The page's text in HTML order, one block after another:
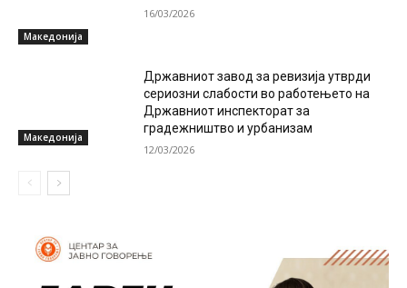
Македонија
16/03/2026
Македонија
Државниот завод за ревизија утврди
сериозни слабости во работењето на
Државниот инспекторат за
градежништво и урбанизам
12/03/2026